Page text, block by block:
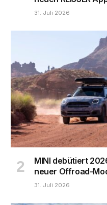
31. Juli 2026
MINI debütiert
neuer Offroad-
31. Juli 2026